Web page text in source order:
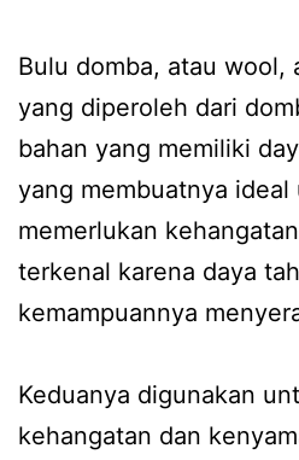
Bulu domba, atau wool,
yang diperoleh dari
bahan yang memiliki
yang membuatnya
memerlukan
terkenal karena daya
kemampuannya
Keduanya digunakan
kehangatan dan